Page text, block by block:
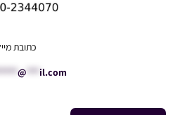
כתובת
@ il.com